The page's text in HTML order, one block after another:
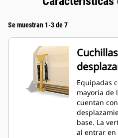
Se muestran 1-3 de 7
Equipadas
mayoría de
cuentan
base. La
al entrar en